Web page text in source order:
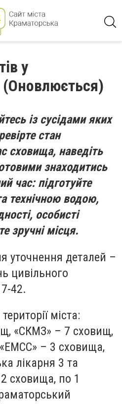
у
із сусідами яких
стан
сховища, наведіть
знаходитись
час: підготуйте
технічною водою,
особисті
зручні місця.
уточнення деталей –
цивільного
42.
міста:
«СКМЗ» – 7 сховищ,
– 3 сховища,
лікарня 3 та
сховища, по 1